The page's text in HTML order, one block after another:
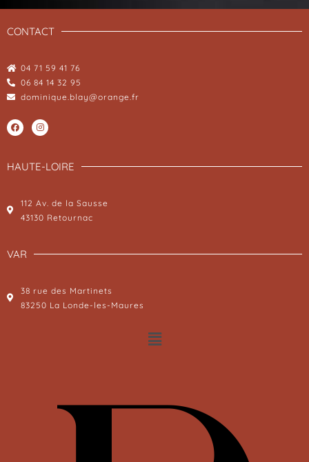
CONTACT
04 71 59 41 76
06 84 14 32 95
dominique.blay@orange.fr
HAUTE-LOIRE
112 Av. de la Sausse
43130 Retournac
VAR
38 rue des Martinets
83250 La Londe-les-Maures